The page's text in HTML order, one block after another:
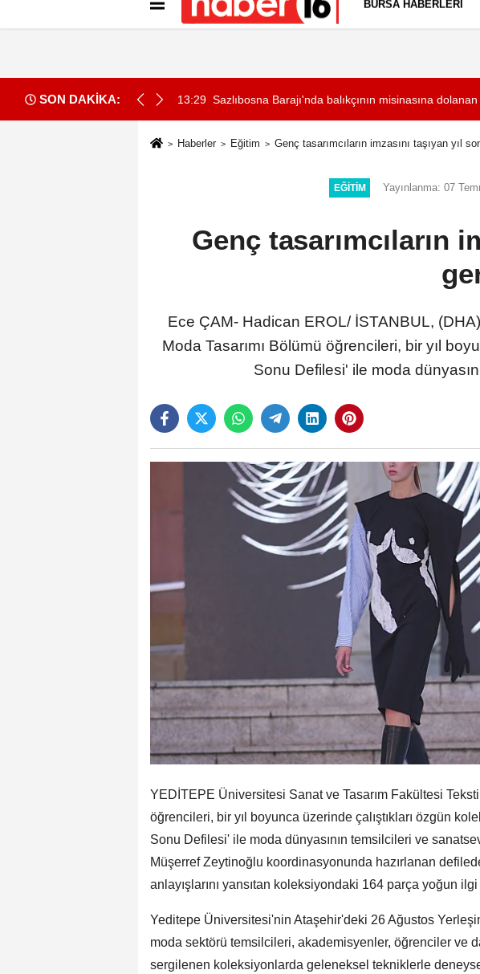
İletişim Gizlilik İlkeleri
BURSA HABERLERI
SON DAKİKA: 13:29 Sazlıbosna Barajı'nda balıkçının misinasına
Haberler Eğitim Genç tasarımcıların imzasını taşıyan yıl
EĞITIM Yayınlanma: 07
Genç tasarımcıların
Ece ÇAM- Hadican EROL/ İSTANBUL,
Moda Tasarımı Bölümü öğrencileri, bir yıl
Sonu Defilesi' ile moda
YEDİTEPE Üniversitesi Sanat ve Tasarım Fakültesi
öğrencileri, bir yıl boyunca üzerinde çalıştıkları özgün
Sonu Defilesi' ile moda dünyasının temsilcileri ve
Müşerref Zeytinoğlu koordinasyonunda hazırlanan
anlayışlarını yansıtan koleksiyondaki 164 parça yoğun
Yeditepe Üniversitesi'nin Ataşehir'deki 26 Ağustos
moda sektörü temsilcileri, akademisyenler, öğrenciler ve
sergilenen koleksiyonlarda geleneksel tekniklerle